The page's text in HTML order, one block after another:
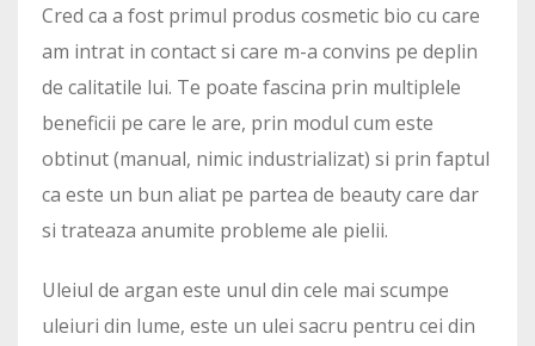
Cred ca a fost primul produs cosmetic bio cu care
am intrat in contact si care m-a convins pe deplin
de calitatile lui. Te poate fascina prin multiplele
beneficii pe care le are, prin modul cum este
obtinut (manual, nimic industrializat) si prin faptul
ca este un bun aliat pe partea de beauty care dar
si trateaza anumite probleme ale pielii.
Uleiul de argan este unul din cele mai scumpe
uleiuri din lume, este un ulei sacru pentru cei din